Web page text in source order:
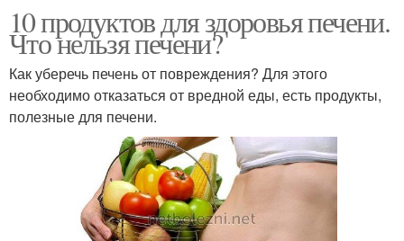
10 продуктов для здоровья печени.
Что нельзя печени?
Как уберечь печень от повреждения? Для этого
необходимо отказаться от вредной еды, есть продукты,
полезные для печени.